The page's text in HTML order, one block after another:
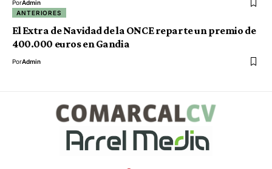
PorAdmin
ANTERIORES
El Extra de Navidad de la ONCE reparte un premio de
400.000 euros en Gandia
PorAdmin